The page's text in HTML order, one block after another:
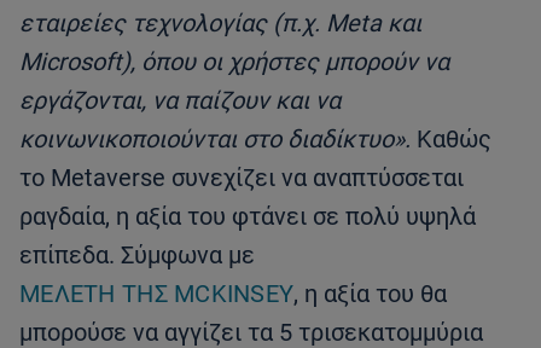
εταιρείες τεχνολογίας (π.χ. Meta και
Microsoft), όπου οι χρήστες μπορούν να
εργάζονται, να παίζουν και να
κοινωνικοποιούνται στο διαδίκτυο». Καθώς
το Metaverse συνεχίζει να αναπτύσσεται
ραγδαία, η αξία του φτάνει σε πολύ υψηλά
επίπεδα. Σύμφωνα με
ΜΕΛΈΤΗ ΤΗΣ MCKINSEY, η αξία του θα
μπορούσε να αγγίζει τα 5 τρισεκατομμύρια